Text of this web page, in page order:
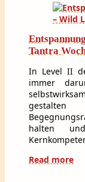
Tantra
In Level II
immer
halten
Read more